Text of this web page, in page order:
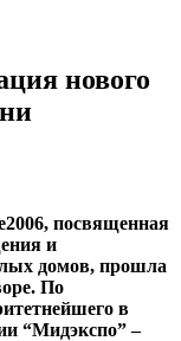
нового
посвященная
и
домов, прошла
По
в
“Мидэкспо” –